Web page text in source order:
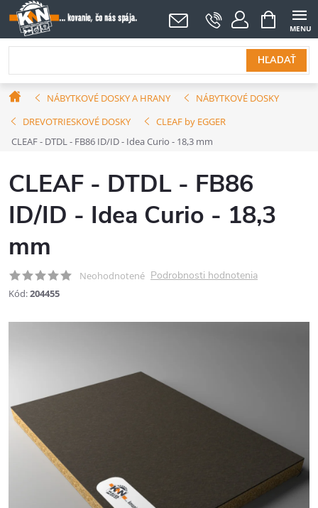
Prejsť
na
obsah
HĽADAŤ
NÁKUPNÝ
KOŠÍK
DomovNÁBYTKOVÉ DOSKY A HRANY
NÁBYTKOVÉ DOSKY
DREVOTRIESKOVÉ DOSKY
CLEAF by EGGER
CLEAF - DTDL - FB86 ID/ID - Idea Curio - 18,3 mm
CLEAF - DTDL - FB86
ID/ID - Idea Curio - 18,3
mm
Neohodnotené Podrobnosti hodnotenia
Kód:204455